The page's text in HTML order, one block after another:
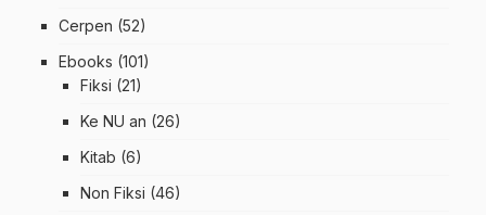
Cerpen (52)
Ebooks (101)
Fiksi (21)
Ke NU an (26)
Kitab (6)
Non Fiksi (46)